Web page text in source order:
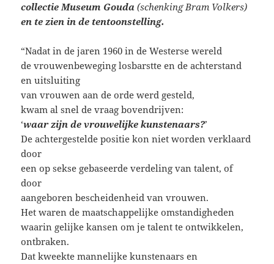
collectie Museum Gouda(schenking Bram Volkers)
en te zien in de tentoonstelling.
“Nadat in de jaren 1960 in de Westerse wereld
de vrouwenbeweging losbarstte en de achterstand
en uitsluiting
van vrouwen aan de orde werd gesteld,
kwam al snel de vraag bovendrijven:
‘waar zijn de vrouwelijke kunstenaars?’
De achtergestelde positie kon niet worden verklaard
door
een op sekse gebaseerde verdeling van talent, of
door
aangeboren bescheidenheid van vrouwen.
Het waren de maatschappelijke omstandigheden
waarin gelijke kansen om je talent te ontwikkelen,
ontbraken.
Dat kweekte mannelijke kunstenaars en